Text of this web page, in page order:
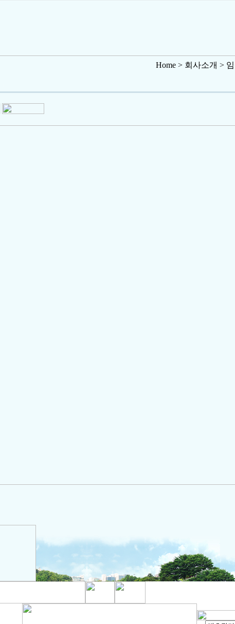
Home > 회사소개 >